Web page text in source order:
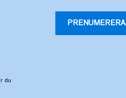
PRENUMERERA
du